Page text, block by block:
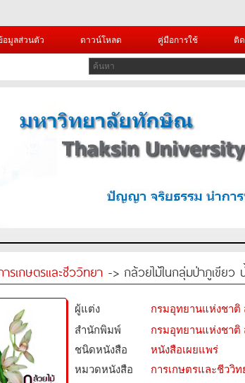
อมูลส่วนตัว ดาวน์โหลด คู่มือการใช้ ติด
ารเกษตรและชีววิทยา -> กล้วยไม้ในกลุ่มป่าภูเขียว
ผู้แต่ง
กรมอุทยานแห่งชา
สำนักพิมพ์
กรมอุทยานแห่งชา
ชนิดหนังสือ­
หนังสือเผยแพร่
หมวดหนังสือ­
การเกษตรและชีววิท